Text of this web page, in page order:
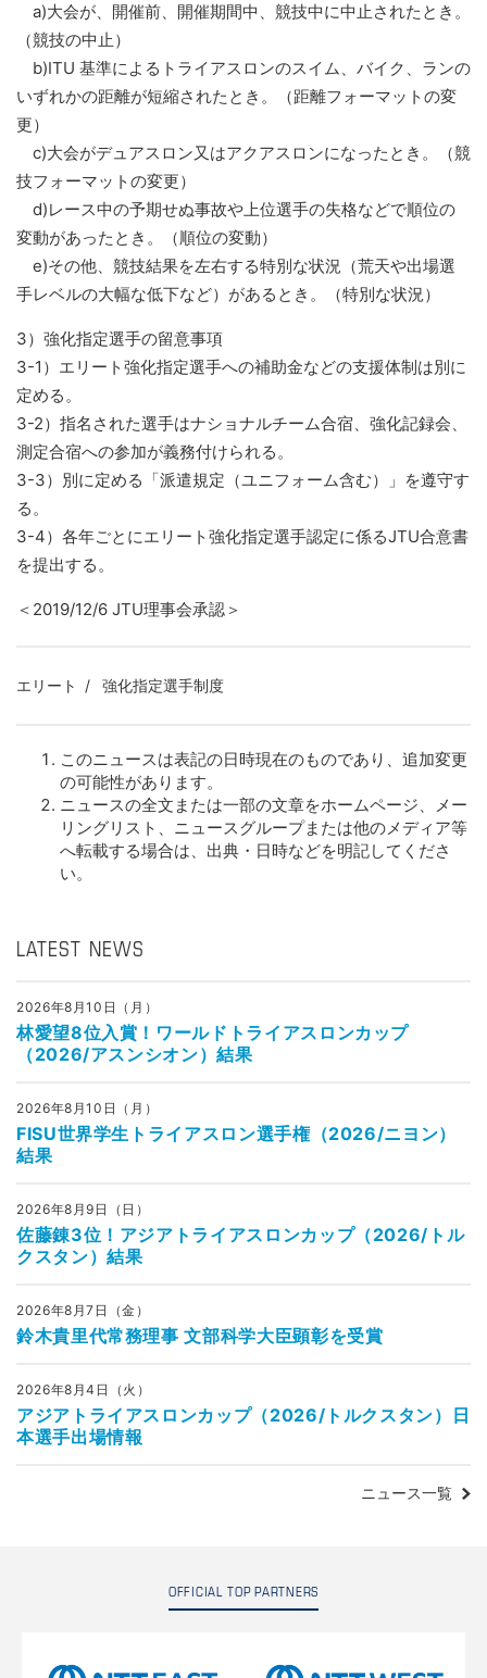
a)大会が、開催前、開催期間中、競技中に中止されたとき。
（競技の中止）
b)ITU 基準によるトライアスロンのスイム、バイク、ランの
いずれかの距離が短縮されたとき。（距離フォーマットの変
更）
c)大会がデュアスロン又はアクアスロンになったとき。（競
技フォーマットの変更）
d)レース中の予期せぬ事故や上位選手の失格などで順位の
変動があったとき。（順位の変動）
e)その他、競技結果を左右する特別な状況（荒天や出場選
手レベルの大幅な低下など）があるとき。（特別な状況）
3）強化指定選手の留意事項
3-1）エリート強化指定選手への補助金などの支援体制は別に
定める。
3-2）指名された選手はナショナルチーム合宿、強化記録会、
測定合宿への参加が義務付けられる。
3-3）別に定める「派遣規定（ユニフォーム含む）」を遵守す
る。
3-4）各年ごとにエリート強化指定選手認定に係るJTU合意書
を提出する。
＜2019/12/6 JTU理事会承認＞
エリート 強化指定選手制度
このニュースは表記の日時現在のものであり、追加変更
の可能性があります。
ニュースの全文または一部の文章をホームページ、メー
リングリスト、ニュースグループまたは他のメディア等
へ転載する場合は、出典・日時などを明記してくださ
い。
LATEST NEWS
2026年8月10日（月）
林愛望8位入賞！ワールドトライアスロンカップ
（2026/アスンシオン）結果
2026年8月10日（月）
FISU世界学生トライアスロン選手権（2026/ニヨン）
結果
2026年8月9日（日）
佐藤錬3位！アジアトライアスロンカップ（2026/トル
クスタン）結果
2026年8月7日（金）
鈴木貴里代常務理事 文部科学大臣顕彰を受賞
2026年8月4日（火）
アジアトライアスロンカップ（2026/トルクスタン）日
本選手出場情報
ニュース一覧
OFFICIAL TOP PARTNERS